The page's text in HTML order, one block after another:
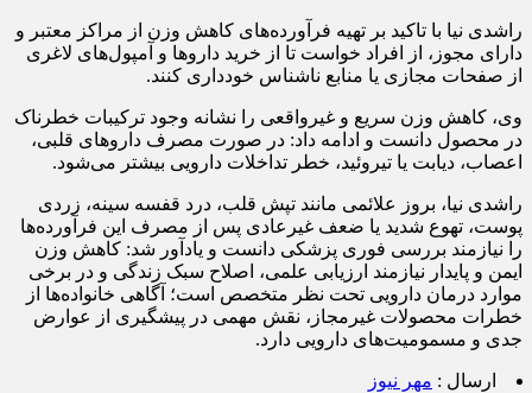
راشدی نیا با تاکید بر تهیه فرآورده‌های کاهش وزن از مراکز معتبر و
دارای مجوز، از افراد خواست تا از خرید داروها و آمپول‌های لاغری
از صفحات مجازی یا منابع ناشناس خودداری کنند.
وی، کاهش وزن سریع و غیرواقعی را نشانه وجود ترکیبات خطرناک
در محصول دانست و ادامه داد: در صورت مصرف داروهای قلبی،
اعصاب، دیابت یا تیروئید، خطر تداخلات دارویی بیشتر می‌شود.
راشدی نیا، بروز علائمی مانند تپش قلب، درد قفسه سینه، زردی
پوست، تهوع شدید یا ضعف غیرعادی پس از مصرف این فرآورده‌ها
را نیازمند بررسی فوری پزشکی دانست و یادآور شد: کاهش وزن
ایمن و پایدار نیازمند ارزیابی علمی، اصلاح سبک زندگی و در برخی
موارد درمان دارویی تحت نظر متخصص است؛ آگاهی خانواده‌ها از
خطرات محصولات غیرمجاز، نقش مهمی در پیشگیری از عوارض
جدی و مسمومیت‌های دارویی دارد.
ارسال : مهر نیوز